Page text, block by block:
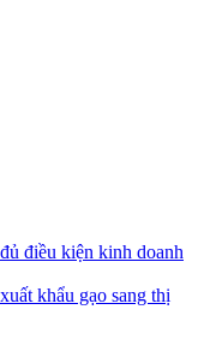
điều kiện kinh doanh
khẩu gạo sang thị